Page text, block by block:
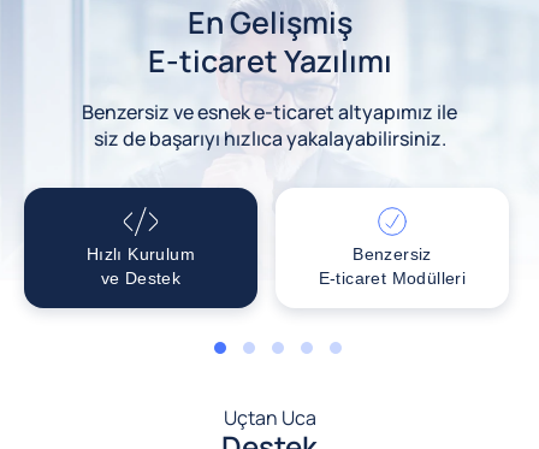
En Gelişmiş
E-ticaret Yazılımı
Benzersiz ve esnek e-ticaret altyapımız ile
siz de başarıyı hızlıca yakalayabilirsiniz.
Hızlı Kurulum
ve Destek
Benzersiz
E-ticaret Modülleri
1 2 3 4 5
Uçtan Uca